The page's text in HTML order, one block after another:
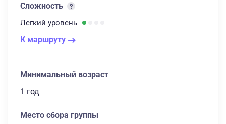
Сложность
Легкий уровень
К маршруту
Минимальный возраст
1 год
Место сбора группы